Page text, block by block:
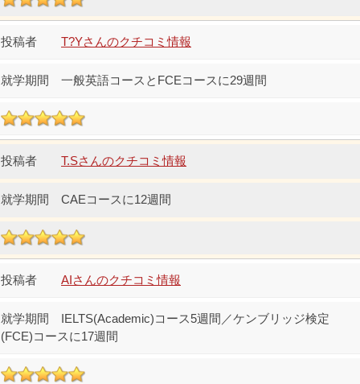
T?Yさんのクチコミ情報
一般英語コースとFCEコースに29週間
T.Sさんのクチコミ情報
CAEコースに12週間
AIさんのクチコミ情報
IELTS(Academic)コース5週間／ケンブリッジ検定
(FCE)コースに17週間